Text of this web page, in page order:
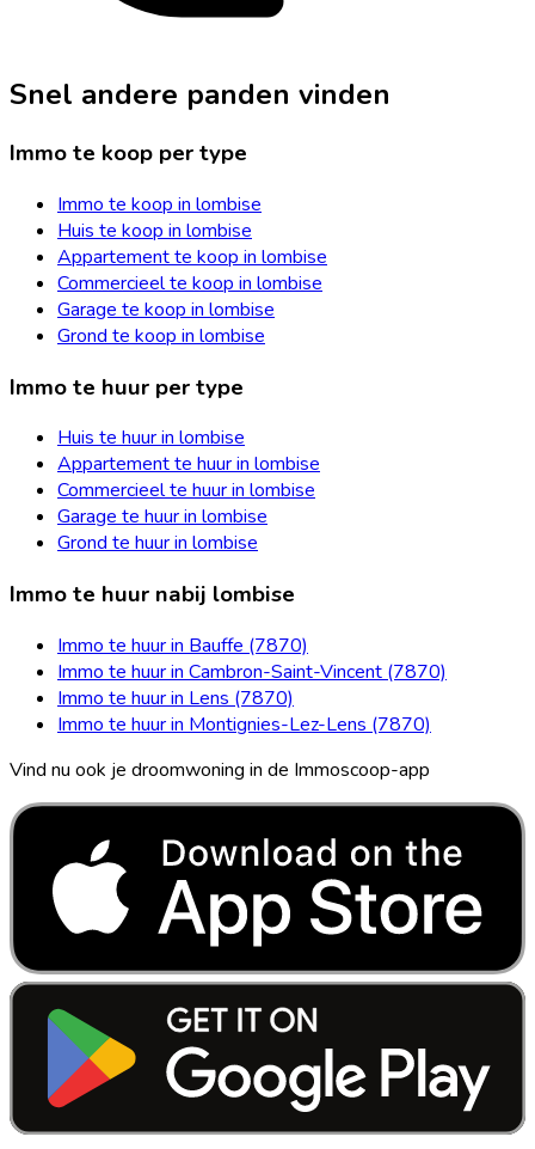
Snel andere panden vinden
Immo te koop per type
Immo te koop in lombise
Huis te koop in lombise
Appartement te koop in lombise
Commercieel te koop in lombise
Garage te koop in lombise
Grond te koop in lombise
Immo te huur per type
Huis te huur in lombise
Appartement te huur in lombise
Commercieel te huur in lombise
Garage te huur in lombise
Grond te huur in lombise
Immo te huur nabij lombise
Immo te huur in Bauffe (7870)
Immo te huur in Cambron-Saint-Vincent (7870)
Immo te huur in Lens (7870)
Immo te huur in Montignies-Lez-Lens (7870)
Vind nu ook je droomwoning in de Immoscoop-app